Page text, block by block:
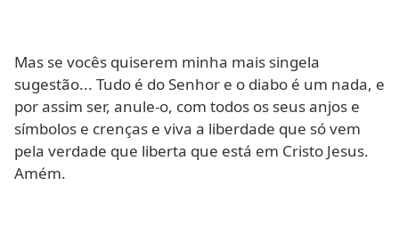
Mas se vocês quiserem minha mais singela
sugestão... Tudo é do Senhor e o diabo é um nada, e
por assim ser, anule-o, com todos os seus anjos e
símbolos e crenças e viva a liberdade que só vem
pela verdade que liberta que está em Cristo Jesus.
Amém.